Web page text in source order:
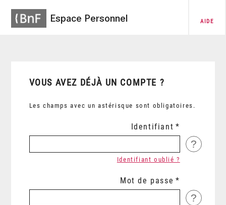
Espace Personnel AIDE
VOUS AVEZ DÉJÀ UN COMPTE ?
Les champs avec un astérisque sont obligatoires.
Identifiant
?
Identifiant oublié ?
Mot de passe
?